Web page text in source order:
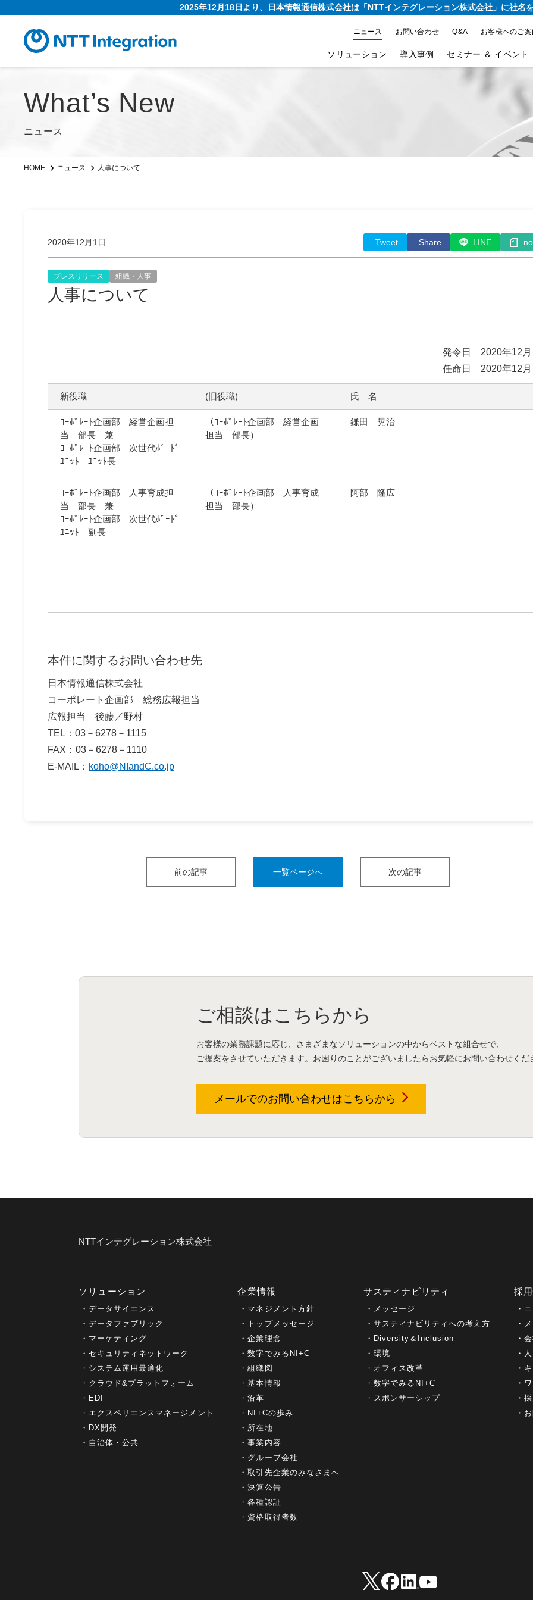
2025年12月18日より、日本情報通信株式会社は「NTTインテグレーション株式会社」に社名
ニュース お問い合わせ Q&A お客様へのご
ソリューション 導入事例 セミナー ＆ イベント
What’s New
ニュース
HOME ニュース 人事について
2020年12月1日 Tweet Share LINE
プレスリリース 組織・人事
人事について
発令日 2020年12月
任命日 2020年12月
新役職 (旧役職) 氏 名
ｺｰﾎﾟﾚｰﾄ企画部 経営企画担
当 部長 兼
ｺｰﾎﾟﾚｰﾄ企画部 次世代ﾎﾞｰﾄﾞ
ﾕﾆｯﾄ ﾕﾆｯﾄ長
（ｺｰﾎﾟﾚｰﾄ企画部 経営企画
担当 部長）
鎌田 晃治
ｺｰﾎﾟﾚｰﾄ企画部 人事育成担
当 部長 兼
ｺｰﾎﾟﾚｰﾄ企画部 次世代ﾎﾞｰﾄﾞ
ﾕﾆｯﾄ 副長
（ｺｰﾎﾟﾚｰﾄ企画部 人事育成
担当 部長）
阿部 隆広
本件に関するお問い合わせ先
日本情報通信株式会社
コーポレート企画部 総務広報担当
広報担当 後藤／野村
TEL：03－6278－1115
FAX：03－6278－1110
E-MAIL： koho@NIandC.co.jp
前の記事 一覧ページへ 次の記事
ご相談はこちらから
お客様の業務課題に応じ、さまざまなソリューションの中からベストな組合せで、
ご提案をさせていただきます。お困りのことがございましたらお気軽にお問い合わせくだ
メールでのお問い合わせはこちらから
NTTインテグレーション株式会社
ソリューション
データサイエンス
データファブリック
マーケティング
セキュリティネットワーク
システム運用最適化
クラウド&プラットフォーム
EDI
エクスペリエンスマネージメント
DX開発
自治体・公共
企業情報
マネジメント方針
トップメッセージ
企業理念
数字でみるNI+C
組織図
基本情報
沿革
NI+Cの歩み
所在地
事業内容
グループ会社
取引先企業のみなさまへ
決算公告
各種認証
資格取得者数
サスティナビリティ
メッセージ
サスティナビリティへの考え方
Diversity＆Inclusion
環境
オフィス改革
数字でみるNI+C
スポンサーシップ
採